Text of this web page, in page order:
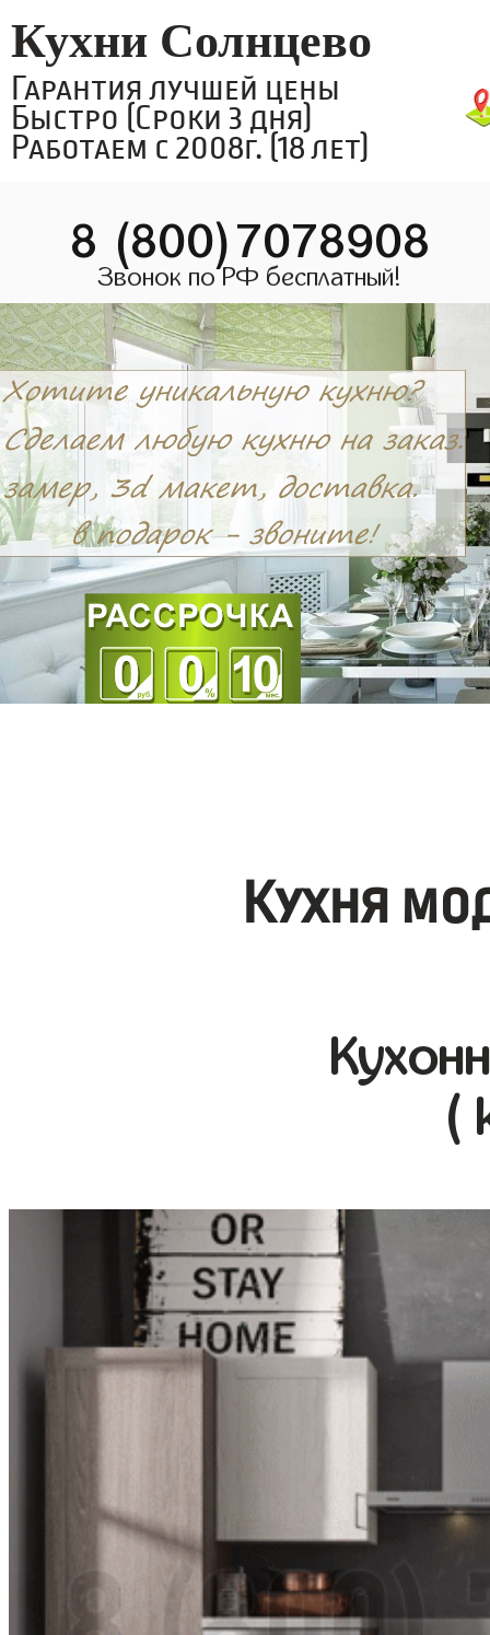
Кухни Солнцево
Гарантия лучшей цены
Быстро (Сроки 3 дня)
Работаем с 2008г. (18 лет)
8 (800)7078908
Звонок по РФ бесплатный!
Кухня
(